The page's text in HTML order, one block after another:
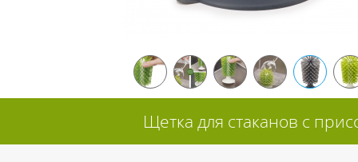
Щетка для стаканов с